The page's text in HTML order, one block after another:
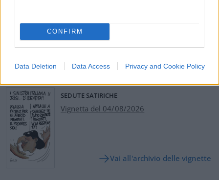
CONFIRM
Data Deletion Data Access Privacy and Cookie Policy
Leggi i commenti
SEDUTE SATIRICHE
Vignetta del 04/08/2026
Vai all'archivio delle vignette